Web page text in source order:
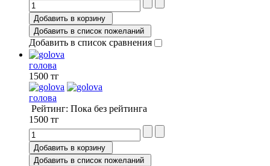
Добавить в корзину
Добавить в список пожеланий
Добавить в список сравнения
голова
1500 тг
голова
Рейтинг: Пока без рейтинга
1500 тг
Добавить в корзину
Добавить в список пожеланий